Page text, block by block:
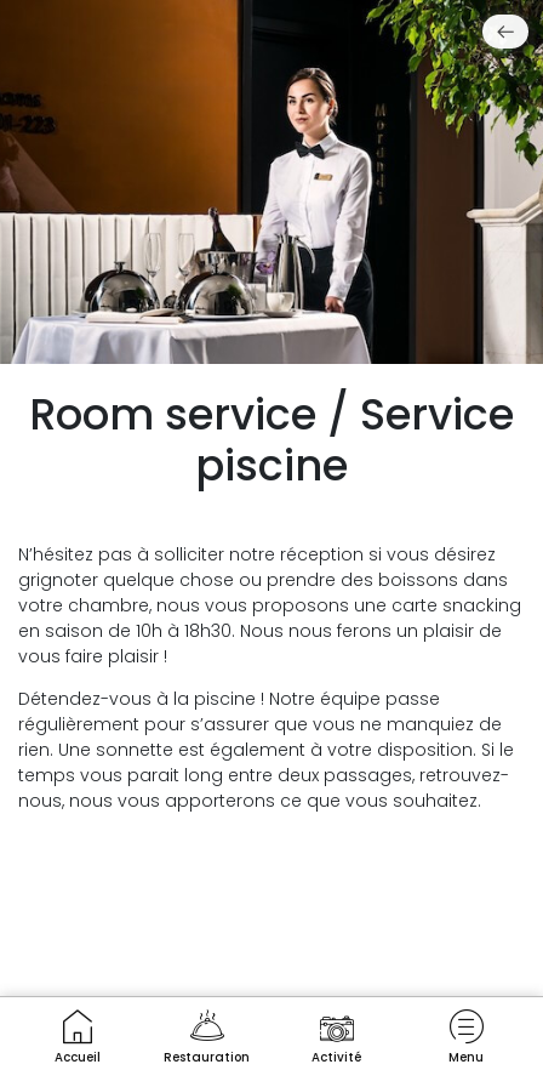
Accueil Restauration Activité Menu
Room service / Service
piscine
N’hésitez pas à solliciter notre réception si vous désirez
grignoter quelque chose ou prendre des boissons dans
votre chambre, nous vous proposons une carte snacking
en saison de 10h à 18h30. Nous nous ferons un plaisir de
vous faire plaisir !
Détendez-vous à la piscine ! Notre équipe passe
régulièrement pour s’assurer que vous ne manquiez de
rien. Une sonnette est également à votre disposition. Si le
temps vous parait long entre deux passages, retrouvez-
nous, nous vous apporterons ce que vous souhaitez.